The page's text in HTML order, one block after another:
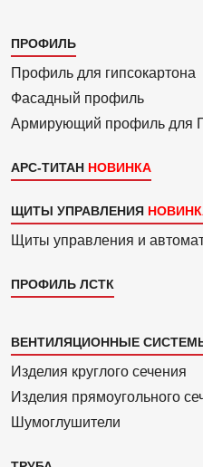
Каталог
3
ПРОФИЛЬ
Профиль для гипсо­картона
Фасадный профиль
Армиру­ю­щий профиль для
АРС-ТИТАН
ЩИТЫ УПРАВЛЕНИЯ
Щиты управления и
ПРОФИЛЬ ЛСТК
Каталог
4
ВЕНТИЛЯЦИОННЫЕ
Изделия круглого сечения
Изделия прямоуголь­ного
Шумоглушители